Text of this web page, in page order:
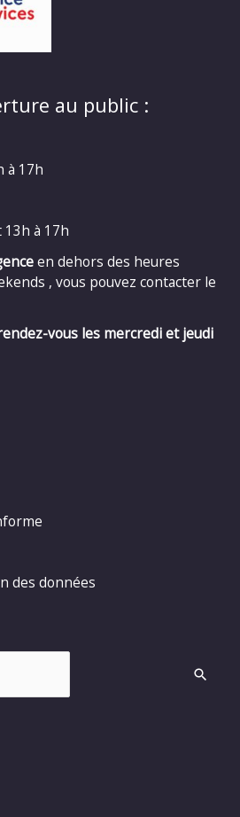
au public :
à 17h
13h à 17h
en dehors des heures
, vous pouvez contacter le
vous les mercredi et jeudi
des données